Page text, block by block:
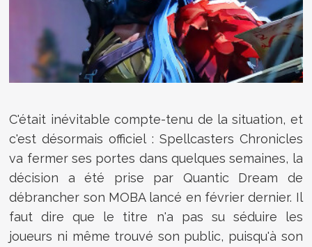
C'était inévitable compte-tenu de la situation, et
c'est désormais officiel : Spellcasters Chronicles
va fermer ses portes dans quelques semaines, la
décision a été prise par Quantic Dream de
débrancher son MOBA lancé en février dernier. Il
faut dire que le titre n'a pas su séduire les
joueurs ni même trouvé son public, puisqu'à son